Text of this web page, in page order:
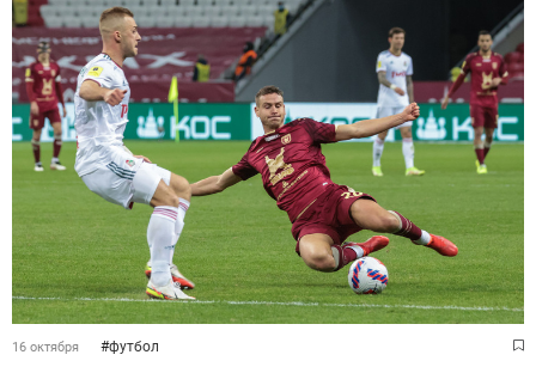
16 октября #футбол